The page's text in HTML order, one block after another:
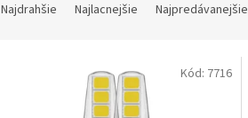
Najdrahšie Najlacnejšie Najpredávanejšie
Kód: 7716